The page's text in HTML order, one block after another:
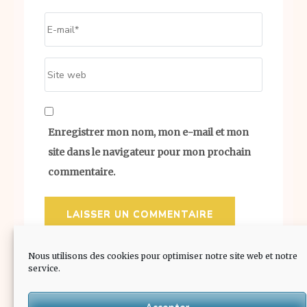
Nous utilisons des cookies pour optimiser notre site web et notre
service.
web
Enregistrer mon nom, mon e-mail et mon
site dans le navigateur pour mon prochain
commentaire.